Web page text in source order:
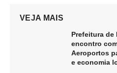
VEJA MAIS
Prefeitura de
encontro
Aeroportos
e economia